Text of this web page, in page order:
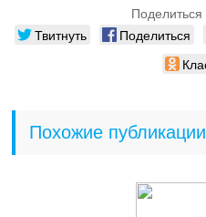
Поделиться
Твитнуть Поделиться
Похожие публикации